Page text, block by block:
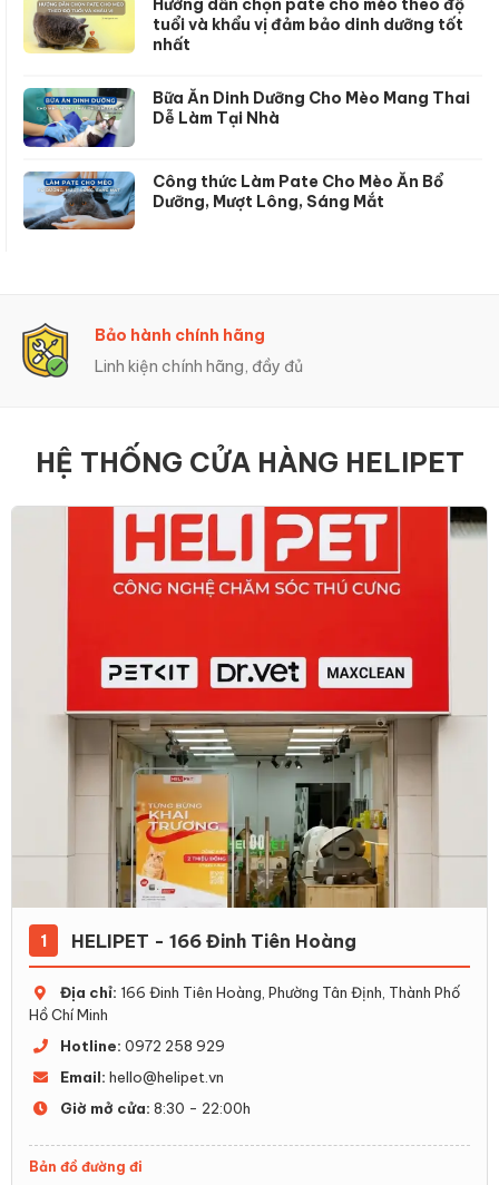
Hướng dẫn chọn pate cho mèo theo độ
tuổi và khẩu vị đảm bảo dinh dưỡng tốt
nhất
Bữa Ăn Dinh Dưỡng Cho Mèo Mang Thai
Dễ Làm Tại Nhà
Công thức Làm Pate Cho Mèo Ăn Bổ
Dưỡng, Mượt Lông, Sáng Mắt
Trả Góp 0%
Hỗ trợ trả góp linh hoạt
HỆ THỐNG CỬA HÀNG HELIPET
1 HELIPET - 166 Đinh Tiên Hoàng
Địa chỉ: 166 Đinh Tiên Hoàng, Phường Tân Định, Thành Phố
Hồ Chí Minh
Hotline: 0972 258 929
Email: hello@helipet.vn
Giờ mở cửa: 8:30 - 22:00h
Bản đồ đường đi